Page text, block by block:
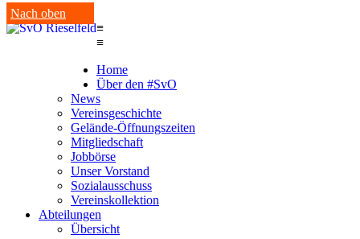
Nach oben
≡
≡
Home
Über den #SvO
News
Vereinsgeschichte
Gelände-Öffnungszeiten
Mitgliedschaft
Jobbörse
Unser Vorstand
Sozialausschuss
Vereinskollektion
Abteilungen
Übersicht